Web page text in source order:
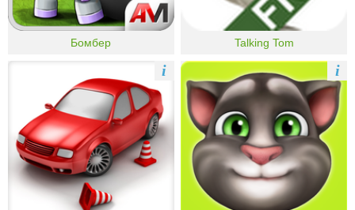
Бомбер Talking Tom
i i